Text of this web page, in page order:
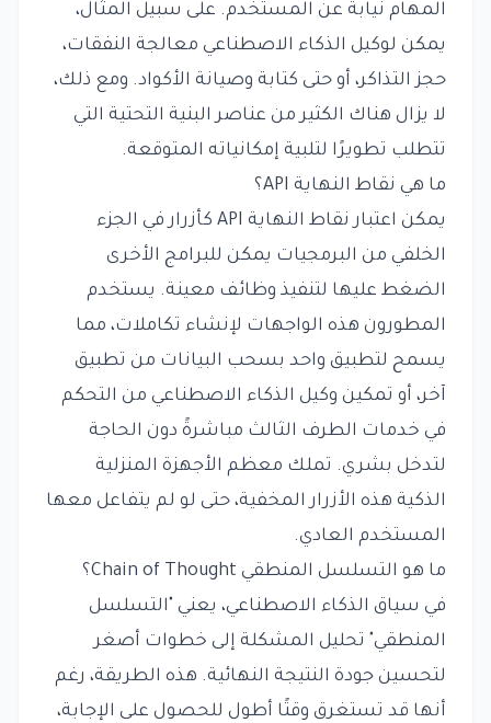
المهام نيابة عن المستخدم. على سبيل المثال،
يمكن لوكيل الذكاء الاصطناعي معالجة النفقات،
حجز التذاكر، أو حتى كتابة وصيانة الأكواد. ومع ذلك،
لا يزال هناك الكثير من عناصر البنية التحتية التي
تتطلب تطويرًا لتلبية إمكانياته المتوقعة.
ما هي نقاط النهاية API؟
يمكن اعتبار نقاط النهاية API كأزرار في الجزء
الخلفي من البرمجيات يمكن للبرامج الأخرى
الضغط عليها لتنفيذ وظائف معينة. يستخدم
المطورون هذه الواجهات لإنشاء تكاملات، مما
يسمح لتطبيق واحد بسحب البيانات من تطبيق
آخر، أو تمكين وكيل الذكاء الاصطناعي من التحكم
في خدمات الطرف الثالث مباشرةً دون الحاجة
لتدخل بشري. تملك معظم الأجهزة المنزلية
الذكية هذه الأزرار المخفية، حتى لو لم يتفاعل معها
المستخدم العادي.
ما هو التسلسل المنطقي Chain of Thought؟
في سياق الذكاء الاصطناعي، يعني "التسلسل
المنطقي" تحليل المشكلة إلى خطوات أصغر
لتحسين جودة النتيجة النهائية. هذه الطريقة، رغم
أنها قد تستغرق وقتًا أطول للحصول على الإجابة،